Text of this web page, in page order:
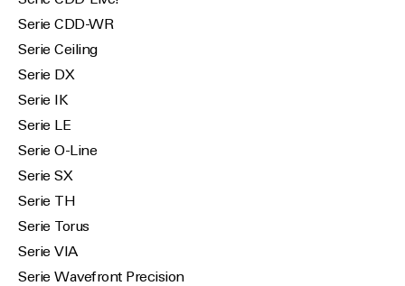
Serie CDD-WR
Serie Ceiling
Serie DX
Serie IK
Serie LE
Serie O-Line
Serie SX
Serie TH
Serie Torus
Serie VIA
Serie Wavefront Precision